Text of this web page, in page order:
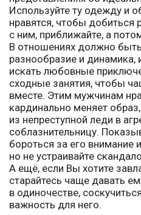
Используйте ту одежду и
нравятся, чтобы добиться
с ним, приближайте, а
В отношениях должно
разнообразие и динамика,
искать любовные
сходные занятия, чтобы
вместе. Этим мужчинам
кардинально меняет
из непреступной леди в
соблазнительницу.
бороться за его внимание
но не устраивайте
А ещё, если Вы хотите
старайтесь чаще давать
в одиночестве,
важность для него.